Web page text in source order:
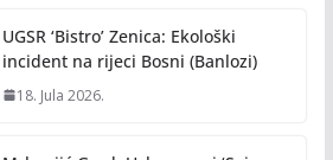
UGSR ‘Bistro’ Zenica: Ekološki
incident na rijeci Bosni (Banlozi)
18. Jula 2026.